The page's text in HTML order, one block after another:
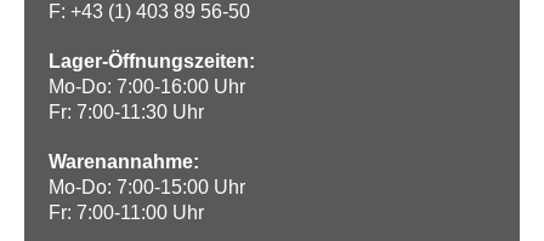
F: +43 (1) 403 89 56-50
Lager-Öffnungszeiten:
Mo-Do: 7:00-16:00 Uhr
Fr: 7:00-11:30 Uhr
Warenannahme:
Mo-Do: 7:00-15:00 Uhr
Fr: 7:00-11:00 Uhr